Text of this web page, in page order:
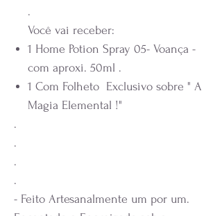
.
Você vai receber:
1 Home Potion Spray 05- Voança -
com aproxi. 50ml .
1 Com Folheto Exclusivo sobre " A
Magia Elemental !"
.
.
.
.
- Feito Artesanalmente um por um.